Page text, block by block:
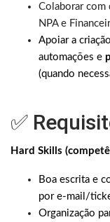
Colaborar com
NPA e
Apoiar a
automações e
(quando
✅
Hard Skills
Boa escrita e
por e-mail/
Organização